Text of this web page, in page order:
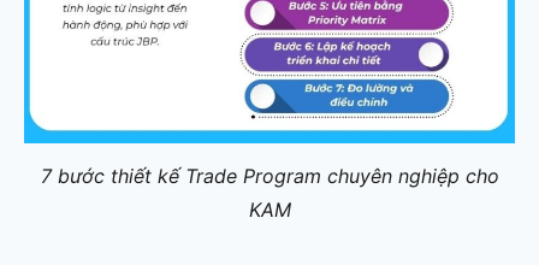
7 bước thiết kế Trade Program chuyên nghiệp cho
KAM